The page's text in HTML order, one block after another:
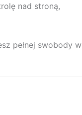
nad stroną,
pełnej swobody w